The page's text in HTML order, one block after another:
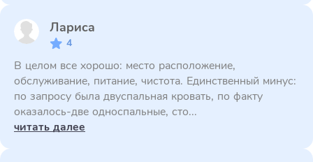
Лариса
4
В целом все хорошо: место расположение,
обслуживание, питание, чистота. Единственный минус:
по запросу была двуспальная кровать, по факту
оказалось-две односпальные, сто...
читать далее